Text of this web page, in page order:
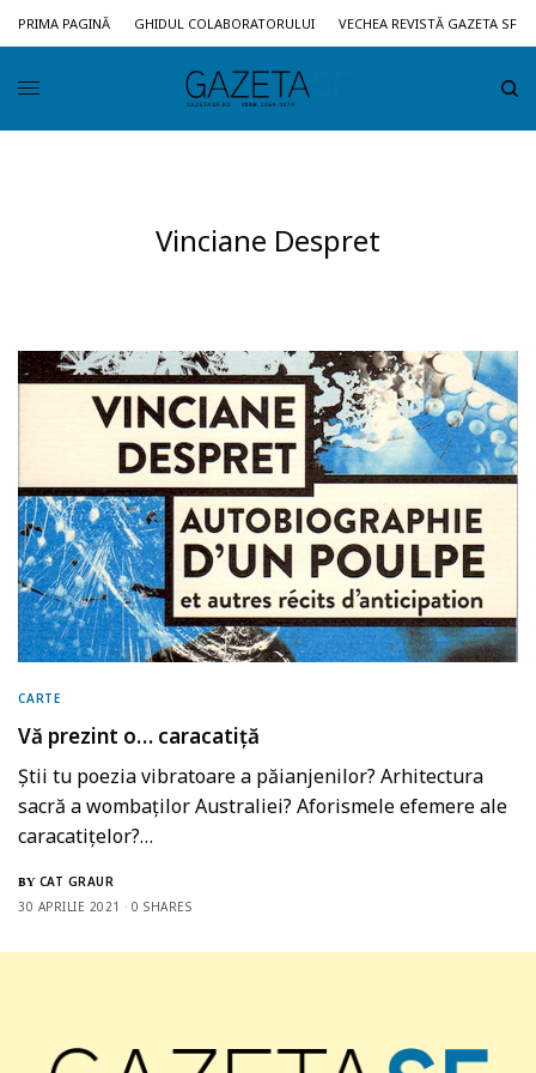
PRIMA PAGINĂ GHIDUL COLABORATORULUI VECHEA REVISTĂ GAZETA SF
Vinciane Despret
CARTE
Vă prezint o… caracatiță
Știi tu poezia vibratoare a păianjenilor? Arhitectura
sacră a wombaților Australiei? Aforismele efemere ale
caracatițelor?…
BY CAT GRAUR
30 APRILIE 2021
0 SHARES